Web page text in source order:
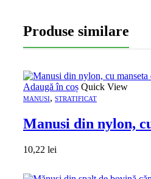
Produse similare
Adaugă în coș Quick View
MANUSI, STRATIFICAT
Manusi din nylon,
10,22 lei